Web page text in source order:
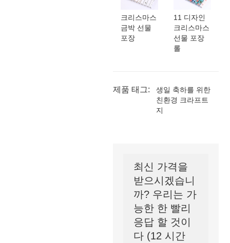
크리스마스
금박 선물
포장
11 디자인
크리스마스
선물 포장
롤
제품 태그:
생일 축하를 위한
친환경 크라프트
지
최신 가격을
받으시겠습니
까? 우리는 가
능한 한 빨리
응답 할 것이
다 (12 시간